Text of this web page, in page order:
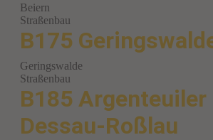
Beiern
Straßenbau
B175
Geringswalde
Straßenbau
B185 Argenteuiler
Dessau-Roßlau